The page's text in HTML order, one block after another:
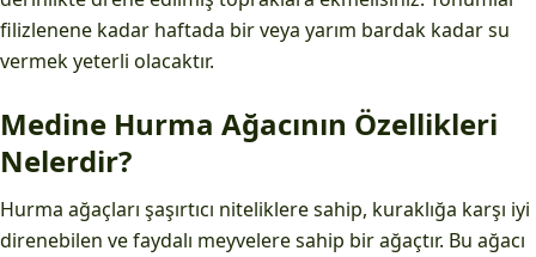
filizlenene kadar haftada bir veya yarım bardak kadar su
vermek yeterli olacaktır.
Medine Hurma Ağacının Özellikleri
Nelerdir?
Hurma ağaçları şaşırtıcı niteliklere sahip, kuraklığa karşı iyi
direnebilen ve faydalı meyvelere sahip bir ağaçtır. Bu ağacı